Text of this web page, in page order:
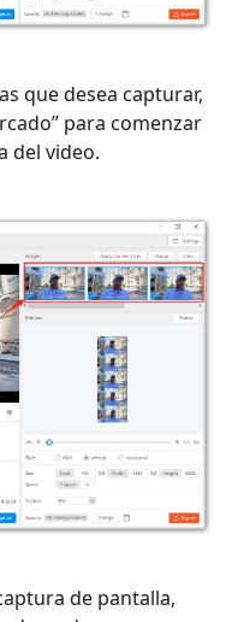
que desea capturar,
para comenzar
del video.
de pantalla,